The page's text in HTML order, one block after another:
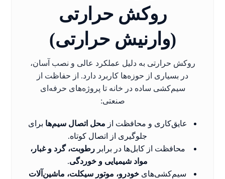
روکش حرارتی
(وارنیش حرارتی)
روکش حرارتی به دلیل عملکرد عالی و نصب آسان،
در بسیاری از حوزه‌ها کاربرد دارد. از حفاظت از
سیم‌کشی ساده در خانه تا پروژه‌های حرفه‌ای
صنعتی:
عایق‌کاری و محافظت از محل اتصال سیم‌ها برای
جلوگیری از اتصال کوتاه.
محافظت از کابل‌ها در برابررطوبت، گرد و غبار،
مواد شیمیایی و خوردگی.
سیم‌کشی‌های خودرو، موتور سیکلت، ماشین‌آلات